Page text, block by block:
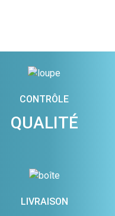
CONTRÔLE
QUALITÉ
LIVRAISON